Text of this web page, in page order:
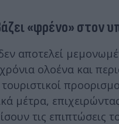
«φρένο» στον
αποτελεί
ολοένα και
μέτρα,
τις επιπτώσεις